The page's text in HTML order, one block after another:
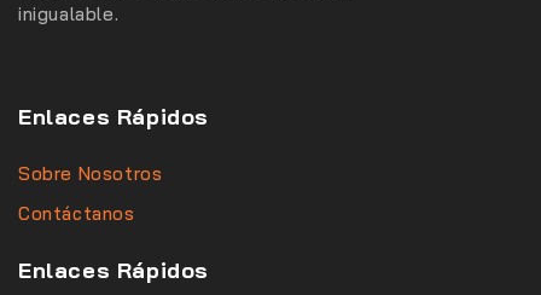
inigualable.
Enlaces Rápidos
Sobre Nosotros
Contáctanos
Enlaces Rápidos